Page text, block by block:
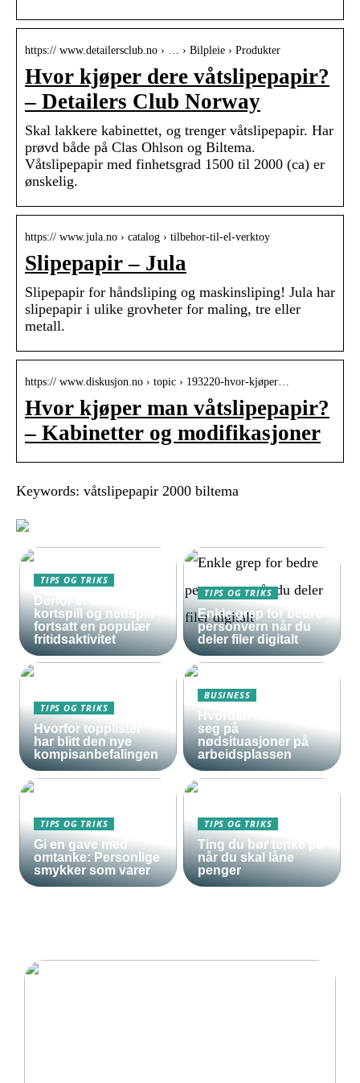
https:// www.detailersclub.no › … › Bilpleie › Produkter
Hvor kjøper dere våtslipepapir?
– Detailers Club Norway
Skal lakkere kabinettet, og trenger våtslipepapir. Har
prøvd både på Clas Ohlson og Biltema.
Våtslipepapir med finhetsgrad 1500 til 2000 (ca) er
ønskelig.
https:// www.jula.no › catalog › tilbehor-til-el-verktoy
Slipepapir – Jula
Slipepapir for håndsliping og maskinsliping! Jula har
slipepapir i ulike grovheter for maling, tre eller
metall.
https:// www.diskusjon.no › topic › 193220-hvor-kjøper…
Hvor kjøper man våtslipepapir?
– Kabinetter og modifikasjoner
Keywords: våtslipepapir 2000 biltema
TIPS OG TRIKS
Derfor er enkle
kortspill og nettspill
fortsatt en populær
fritidsaktivitet
TIPS OG TRIKS
Enkle grep for bedre
personvern når du
deler filer digitalt
TIPS OG TRIKS
Hvorfor topplister
har blitt den nye
kompisanbefalingen
BUSINESS
Hvordan forberede
seg på
nødsituasjoner på
arbeidsplassen
TIPS OG TRIKS
Gi en gave med
omtanke: Personlige
smykker som varer
TIPS OG TRIKS
Ting du bør tenke på
når du skal låne
penger